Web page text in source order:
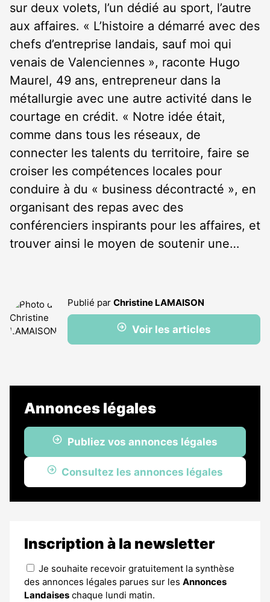
sur deux volets, l’un dédié au sport, l’autre
aux affaires. « L’histoire a démarré avec des
chefs d’entreprise landais, sauf moi qui
venais de Valenciennes », raconte Hugo
Maurel, 49 ans, entrepreneur dans la
métallurgie avec une autre activité dans le
courtage en crédit. « Notre idée était,
comme dans tous les réseaux, de
connecter les talents du territoire, faire se
croiser les compétences locales pour
conduire à du « business décontracté », en
organisant des repas avec des
conférenciers inspirants pour les affaires, et
trouver ainsi le moyen de soutenir une…
Publié par Christine LAMAISON
Voir les articles
Annonces légales
Publiez vos annonces légales
Consultez les annonces légales
Inscription à la newsletter
Je souhaite recevoir gratuitement la synthèse
des annonces légales parues sur les Annonces
Landaises chaque lundi matin.